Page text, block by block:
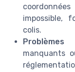
impossible,
colis.
manquants